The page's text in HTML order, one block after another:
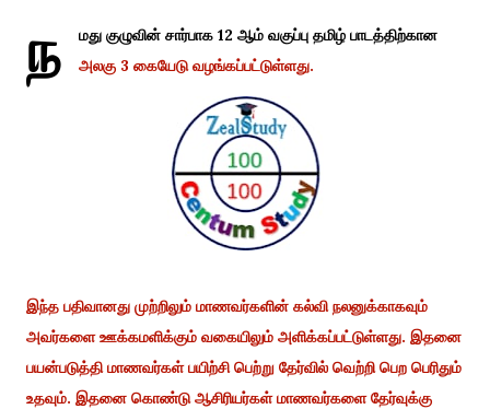
ந
மது குழுவின் சார்பாக 12 ஆம் வகுப்பு தமிழ் பாடத்திற்கான
அலகு 3 கையேடு வழங்கப்பட்டுள்ளது.
இந்த பதிவானது முற்றிலும் மாணவர்களின் கல்வி நலனுக்காகவும்
அவர்களை ஊக்கமளிக்கும் வகையிலும் அளிக்கப்பட்டுள்ளது. இதனை
பயன்படுத்தி மாணவர்கள் பயிற்சி பெற்று தேர்வில் வெற்றி பெற பெரிதும்
உதவும். இதனை கொண்டு ஆசிரியர்கள் மாணவர்களை தேர்வுக்கு